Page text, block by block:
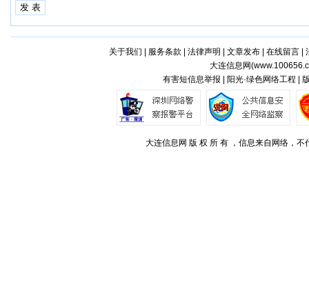
关于我们 服务条款 法律声明 文章发布| 在线留言|
大连信息网(
有害短信息举报 | 阳光·绿色网络工程 |
大连信息网 版 权 所 有 ，信息来自网络，